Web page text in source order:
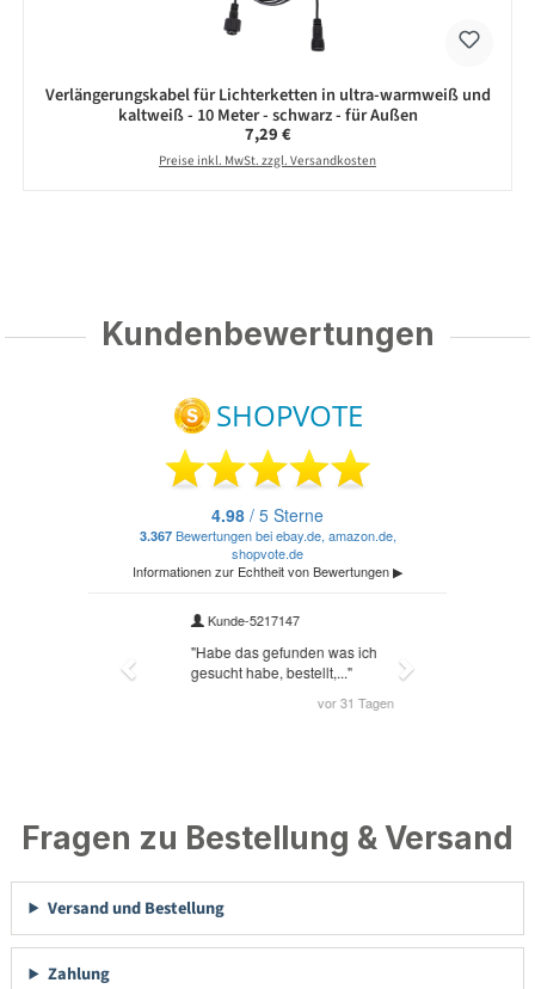
Verlängerungskabel für Lichterketten in ultra-warmweiß und
kaltweiß - 10 Meter - schwarz - für Außen
Regulärer Preis:
7,29 €
Preise inkl. MwSt. zzgl. Versandkosten
Kundenbewertungen
Fragen zu Bestellung & Versand
Versand und Bestellung
Zahlung